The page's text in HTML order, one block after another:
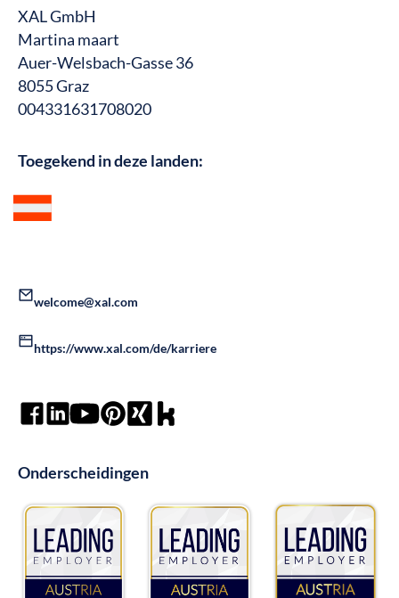
XAL GmbH
Martina maart
Auer-Welsbach-Gasse 36
8055 Graz
004331631708020
Toegekend in deze landen:
welcome@xal.com
https://www.xal.com/de/karriere
Onderscheidingen